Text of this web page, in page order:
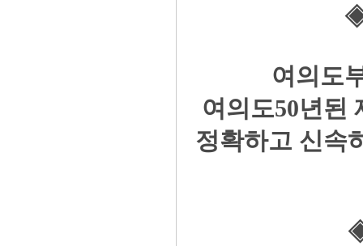
여의도
여의도50년된
정확하고 신속